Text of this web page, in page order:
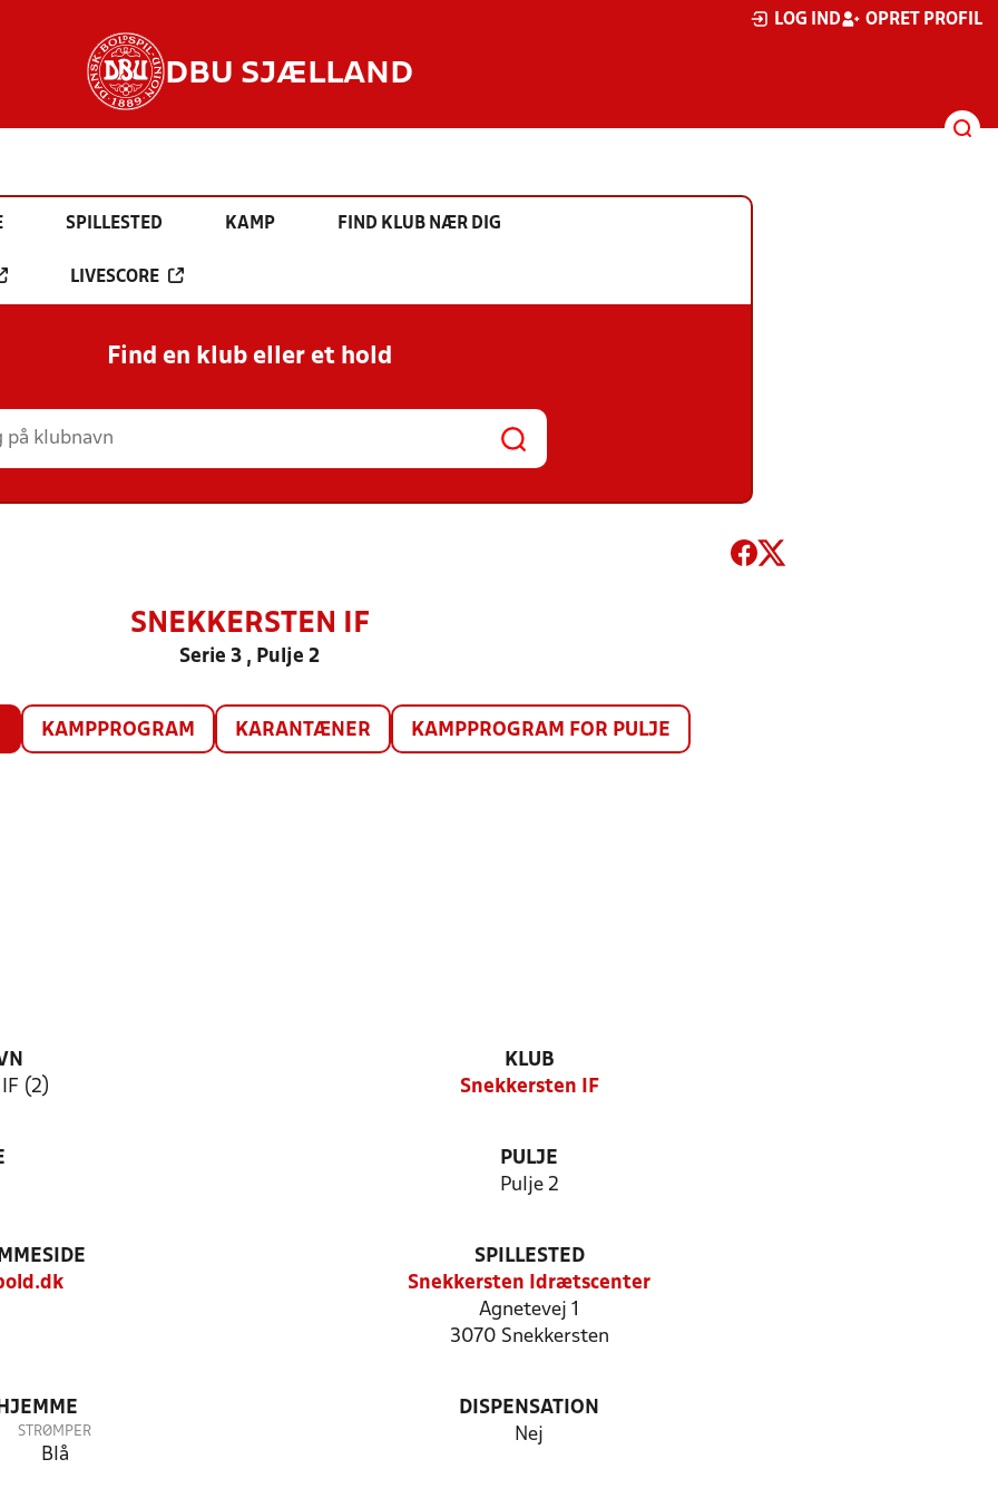
LOG IND OPRET PROFIL
DBU SJÆLLAND
SPILLESTED KAMP FIND KLUB NÆR DIG
LIVESCORE
Find en klub eller et hold
SNEKKERSTEN IF
Serie 3 , Pulje 2
KAMPPROGRAM KARANTÆNER KAMPPROGRAM FOR PULJE
(2)
KLUB
Snekkersten IF
PULJE
Pulje 2
SPILLESTED
Snekkersten Idrætscenter
Agnetevej 1
3070 Snekkersten
STRØMPER
Blå
DISPENSATION
Nej